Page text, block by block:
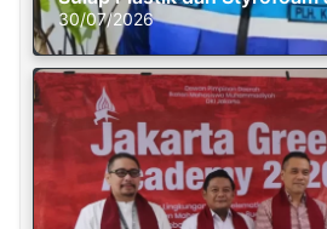
30/07/2026